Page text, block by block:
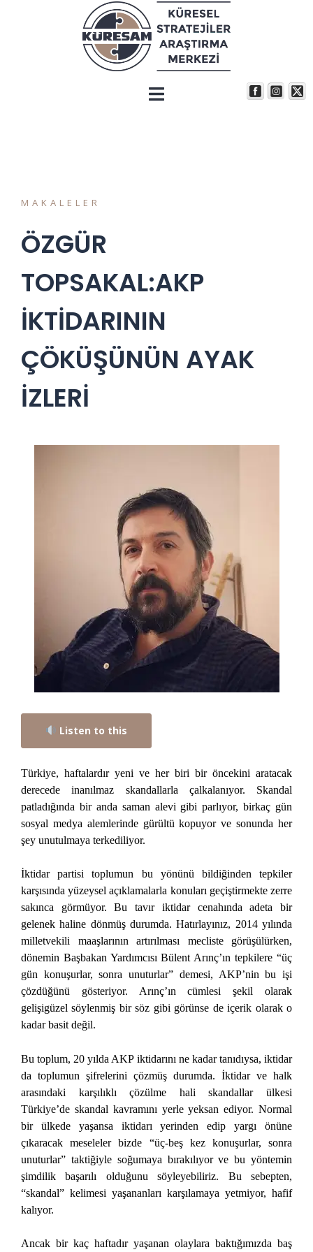
MAKALELER
ÖZGÜR
TOPSAKAL:AKP
İKTİDARININ
ÇÖKÜŞÜNÜN AYAK
İZLERİ
Listen to this
Türkiye, haftalardır yeni ve her biri bir öncekini aratacak
derecede inanılmaz skandallarla çalkalanıyor. Skandal
patladığında bir anda saman alevi gibi parlıyor, birkaç gün
sosyal medya alemlerinde gürültü kopuyor ve sonunda her
şey unutulmaya terkediliyor.
İktidar partisi toplumun bu yönünü bildiğinden tepkiler
karşısında yüzeysel açıklamalarla konuları geçiştirmekte zerre
sakınca görmüyor. Bu tavır iktidar cenahında adeta bir
gelenek haline dönmüş durumda. Hatırlayınız, 2014 yılında
milletvekili maaşlarının artırılması mecliste görüşülürken,
dönemin Başbakan Yardımcısı Bülent Arınç’ın tepkilere “üç
gün konuşurlar, sonra unuturlar” demesi, AKP’nin bu işi
çözdüğünü gösteriyor. Arınç’ın cümlesi şekil olarak
gelişigüzel söylenmiş bir söz gibi görünse de içerik olarak o
kadar basit değil.
Bu toplum, 20 yılda AKP iktidarını ne kadar tanıdıysa, iktidar
da toplumun şifrelerini çözmüş durumda. İktidar ve halk
arasındaki karşılıklı çözülme hali skandallar ülkesi
Türkiye’de skandal kavramını yerle yeksan ediyor. Normal
bir ülkede yaşansa iktidarı yerinden edip yargı önüne
çıkaracak meseleler bizde “üç-beş kez konuşurlar, sonra
unuturlar” taktiğiyle soğumaya bırakılıyor ve bu yöntemin
şimdilik başarılı olduğunu söyleyebiliriz. Bu sebepten,
“skandal” kelimesi yaşananları karşılamaya yetmiyor, hafif
kalıyor.
Ancak bir kaç haftadır yaşanan olaylara baktığımızda baş